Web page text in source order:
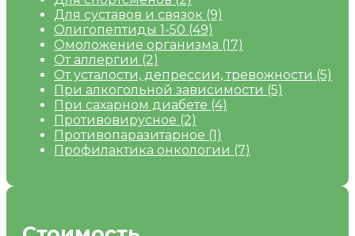
Для суставов и связок (9)
Олигопептиды 1-50 (49)
Омоложение организма (17)
От аллергии (2)
От усталости, депрессии, тревожности (5)
При алкогольной зависимости (5)
При сахарном диабете (4)
Противовирусное (2)
Противопаразитарное (1)
Профилактика онкологии (7)